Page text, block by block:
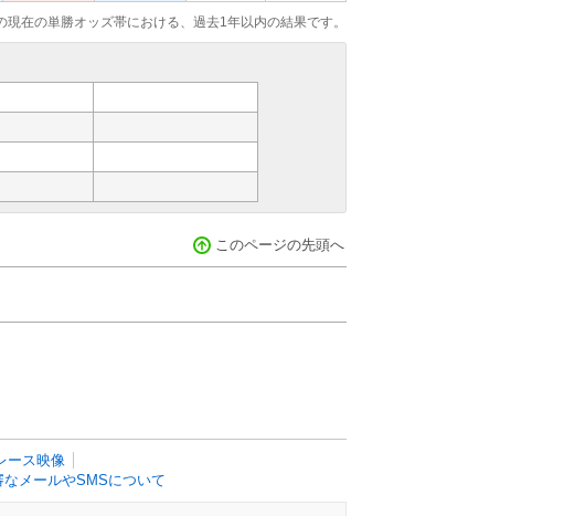
在の単勝オッズ帯における、過去1年以内の結果です。
このページの先頭へ
ース映像
なメールやSMSについて